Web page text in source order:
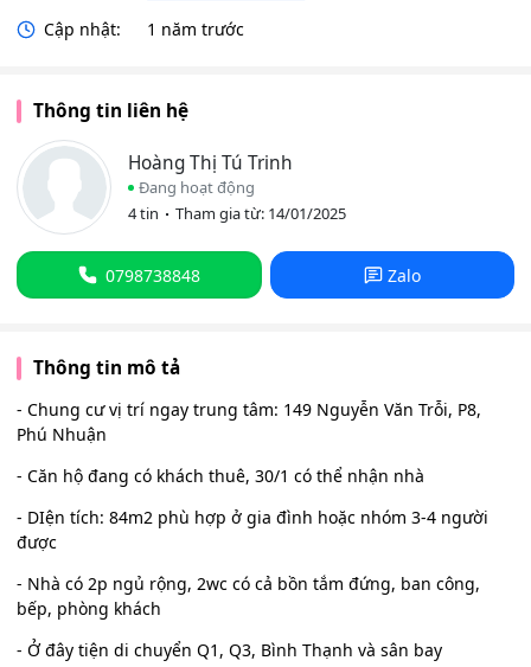
Cập nhật:
1 năm trước
Thông tin liên hệ
Hoàng Thị Tú Trinh
Đang hoạt động
4 tin
Tham gia từ: 14/01/2025
0798738848 Zalo
Thông tin mô tả
- Chung cư vị trí ngay trung tâm: 149 Nguyễn Văn Trỗi, P8,
Phú Nhuận
- Căn hộ đang có khách thuê, 30/1 có thể nhận nhà
- DIện tích: 84m2 phù hợp ở gia đình hoặc nhóm 3-4 người
được
- Nhà có 2p ngủ rộng, 2wc có cả bồn tắm đứng, ban công,
bếp, phòng khách
- Ở đây tiện di chuyển Q1, Q3, Bình Thạnh và sân bay